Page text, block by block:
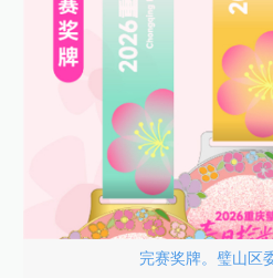
完赛奖牌。璧山区